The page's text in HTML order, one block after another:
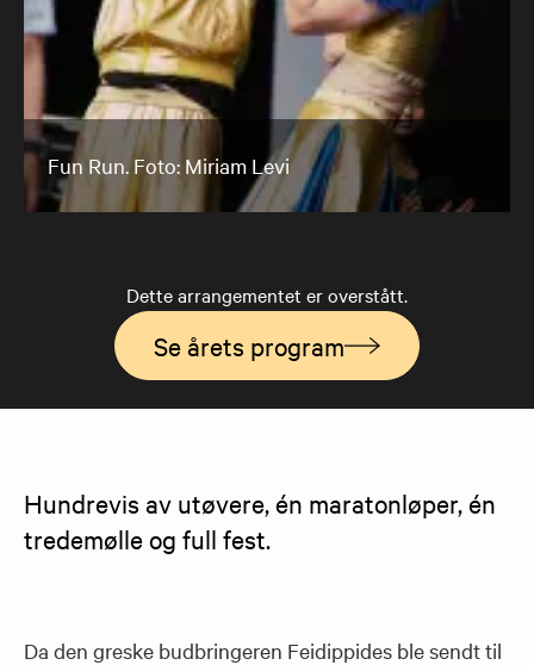
Fun Run. Foto: Miriam Levi
Dette arrangementet er overstått.
Se årets program
Hundrevis av utøvere, én maratonløper, én
tredemølle og full fest.
Da den greske budbringeren Feidippides ble sendt til